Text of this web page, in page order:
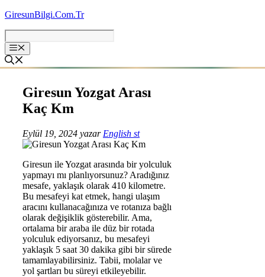
İçeriğe
GiresunBilgi.Com.Tr
Giresun Yozgat Arası
Kaç Km
Eylül 19, 2024 yazar English st
Giresun ile Yozgat arasında bir yolculuk
yapmayı mı planlıyorsunuz? Aradığınız
mesafe, yaklaşık olarak 410 kilometre.
Bu mesafeyi kat etmek, hangi ulaşım
aracını kullanacağınıza ve rotanıza bağlı
olarak değişiklik gösterebilir. Ama,
ortalama bir araba ile düz bir rotada
yolculuk ediyorsanız, bu mesafeyi
yaklaşık 5 saat 30 dakika gibi bir sürede
tamamlayabilirsiniz. Tabii, molalar ve
yol şartları bu süreyi etkileyebilir.